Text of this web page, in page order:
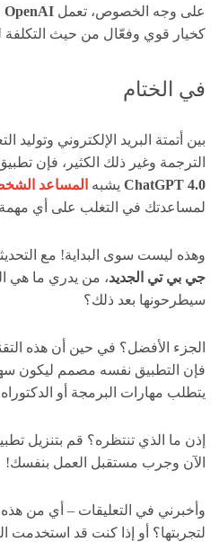
على وجه الخصوص، تعمل OpenAI
كخيار قوي وفعّال من حيث التكلفة
في الختام
بين أتمتة البريد الإلكتروني وتوليد
الترجمة وغير ذلك الكثير، فإن
ChatGPT 4.0 يشبه المساعد
لمساعدتك في التغلب على أي
وهذه ليست سوى البداية! مع
جي بي تي الجديد، من يدري ما هي
سيطرحونها بعد ذلك؟
الجزء الأفضل؟ في حين أن هذه
فإن التطبيق نفسه مصمم ليكون
يتطلب مهارات البرمجة أو
إذن ما الذي تنتظره؟ قم بتنزيل
الآن وجرب مستقبل العمل بنفسك!
وأخبرني في التعليقات – أي من
لتجربتها؟ أو إذا كنت قد استخدمت